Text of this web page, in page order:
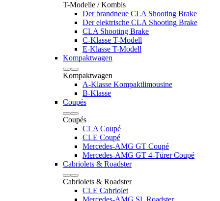
T-Modelle / Kombis
Der brandneue CLA Shooting Brake
Der elektrische CLA Shooting Brake
CLA Shooting Brake
C-Klasse T-Modell
E-Klasse T-Modell
Kompaktwagen
Kompaktwagen
A-Klasse Kompaktlimousine
B-Klasse
Coupés
Coupés
CLA Coupé
CLE Coupé
Mercedes-AMG GT Coupé
Mercedes-AMG GT 4-Türer Coupé
Cabriolets & Roadster
Cabriolets & Roadster
CLE Cabriolet
Mercedes-AMG SL Roadster